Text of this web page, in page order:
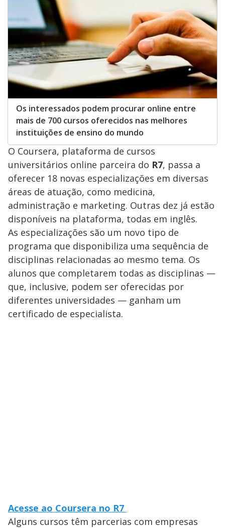
Os interessados podem procurar online entre
mais de 700 cursos oferecidos nas melhores
instituições de ensino do mundo
O Coursera, plataforma de cursos
universitários online parceira do R7, passa a
oferecer 18 novas especializações em diversas
áreas de atuação, como medicina,
administração e marketing. Outras dez já estão
disponíveis na plataforma, todas em inglês.
As especializações são um novo tipo de
programa que disponibiliza uma sequência de
disciplinas relacionadas ao mesmo tema. Os
alunos que completarem todas as disciplinas —
que, inclusive, podem ser oferecidas por
diferentes universidades — ganham um
certificado de especialista.
Acesse ao Coursera no R7
Alguns cursos têm parcerias com empresas